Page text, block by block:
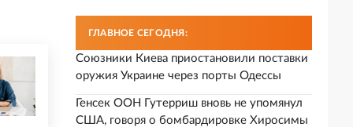
ГЛАВНОЕ СЕГОДНЯ:
Союзники Киева приостановили поставки
оружия Украине через порты Одессы
Генсек ООН Гутерриш вновь не упомянул
США, говоря о бомбардировке Хиросимы